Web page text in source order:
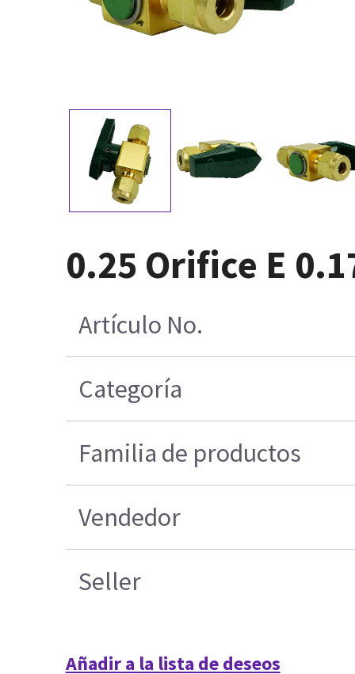
0.25 Orifice E
Artículo No.
Categoría
Familia de productos
Vendedor
Seller
Añadir a la lista de deseos